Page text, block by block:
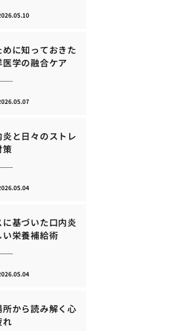
に知っておきた
学の融合ケア
と日々のストレ
策
基づいた口内炎
栄養補給術
から読み解く心
れ